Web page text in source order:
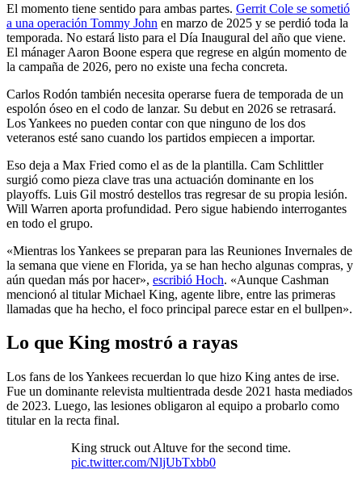
El momento tiene sentido para ambas partes. Gerrit Cole se sometió
a una operación Tommy John en marzo de 2025 y se perdió toda la
temporada. No estará listo para el Día Inaugural del año que viene.
El mánager Aaron Boone espera que regrese en algún momento de
la campaña de 2026, pero no existe una fecha concreta.
Carlos Rodón también necesita operarse fuera de temporada de un
espolón óseo en el codo de lanzar. Su debut en 2026 se retrasará.
Los Yankees no pueden contar con que ninguno de los dos
veteranos esté sano cuando los partidos empiecen a importar.
Eso deja a Max Fried como el as de la plantilla. Cam Schlittler
surgió como pieza clave tras una actuación dominante en los
playoffs. Luis Gil mostró destellos tras regresar de su propia lesión.
Will Warren aporta profundidad. Pero sigue habiendo interrogantes
en todo el grupo.
«Mientras los Yankees se preparan para las Reuniones Invernales de
la semana que viene en Florida, ya se han hecho algunas compras, y
aún quedan más por hacer», escribió Hoch. «Aunque Cashman
mencionó al titular Michael King, agente libre, entre las primeras
llamadas que ha hecho, el foco principal parece estar en el bullpen».
Lo que King mostró a rayas
Los fans de los Yankees recuerdan lo que hizo King antes de irse.
Fue un dominante relevista multientrada desde 2021 hasta mediados
de 2023. Luego, las lesiones obligaron al equipo a probarlo como
titular en la recta final.
King struck out Altuve for the second time.
pic.twitter.com/NljUbTxbb0